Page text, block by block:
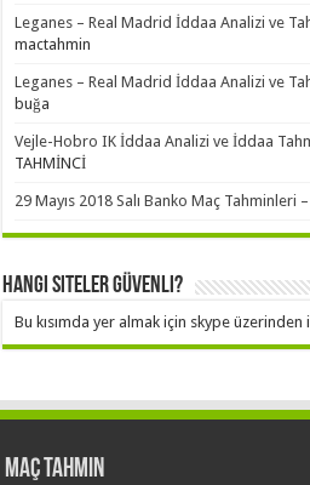
Leganes – Real Madrid İddaa Analizi ve
mactahmin
Leganes – Real Madrid İddaa Analizi ve
buğa
Vejle-Hobro IK İddaa Analizi ve İddaa
TAHMİNCİ
29 Mayıs 2018 Salı Banko Maç Tahminleri
Hangi Siteler Güvenli?
Bu kısımda yer almak için skype
Maç Tahmin